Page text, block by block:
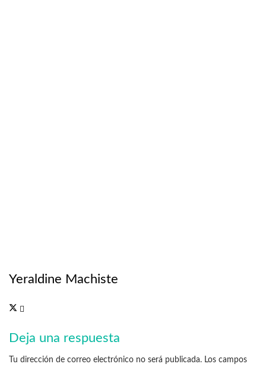
Yeraldine Machiste
Deja una respuesta
Tu dirección de correo electrónico no será publicada. Los campos